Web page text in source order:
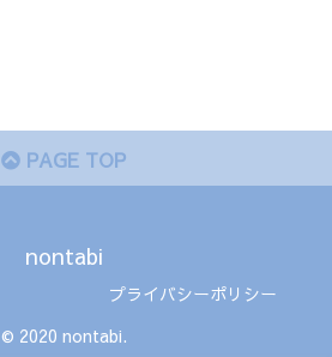
PAGE TOP
nontabi
プライバシーポリシー
© 2020 nontabi.